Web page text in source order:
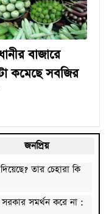
বাজারে
কমেছে সবজির
জনপ্রিয়
তার চেহারা কি
সমর্থন করে না :